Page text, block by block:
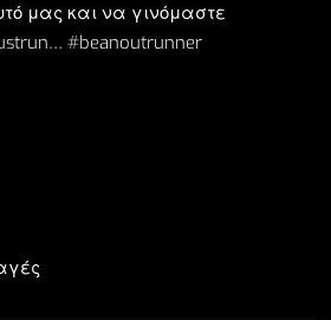
μας και να γινόμαστε
#beanoutrunner